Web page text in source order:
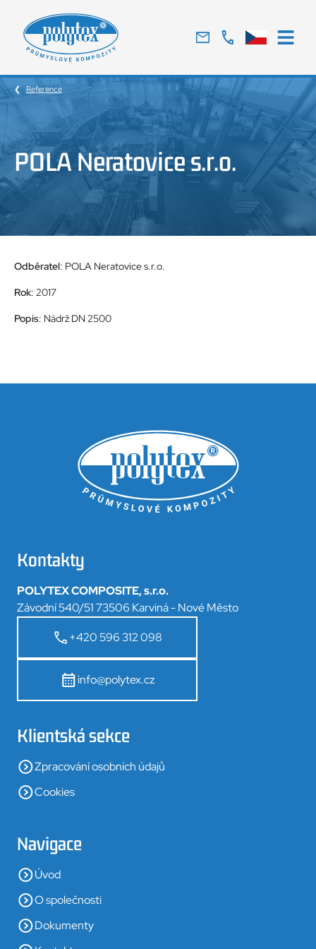
Tradiční
český
výrobce
skelných
Reference
POLA Neratovice s.r.o.
Odběratel: POLA Neratovice s.r.o.
Rok: 2017
Popis: Nádrž DN 2500
Kontakty
POLYTEX COMPOSITE, s.r.o.
Závodní 540/51 73506 Karviná - Nové Město
+420 596 312 098
info@polytex.cz
Klientská sekce
Zpracování osobních údajů
Cookies
Navigace
Úvod
O společnosti
Dokumenty